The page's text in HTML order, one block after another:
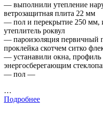
— выполнили утепление
ветрозащитная плита 22 мм
— пол и перекрытие 250 мм,
утеплитель роквул
— пароизоляция первичный
проклейка скотчем ситко
— устанавили окна, профиль
энергосберегающим
— пол —
…
Подробнее